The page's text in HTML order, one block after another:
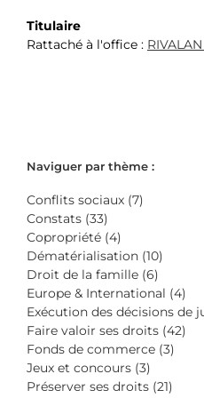
Titulaire
Rattaché à l'office :
Naviguer par thème :
Conflits sociaux (7)
Constats (33)
Copropriété (4)
Dématérialisation (10)
Droit de la famille (6)
Europe & International (4)
Exécution des décisions de
Faire valoir ses droits (42)
Fonds de commerce (3)
Jeux et concours (3)
Préserver ses droits (21)